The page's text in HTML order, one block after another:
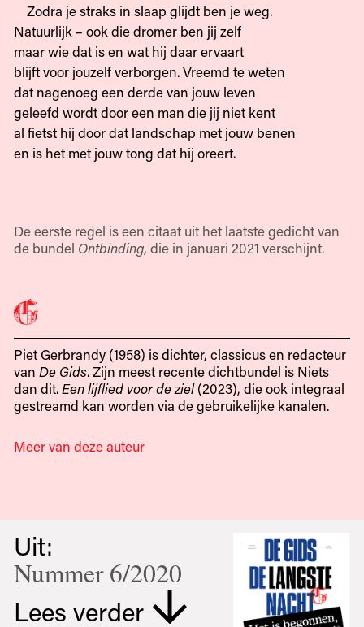
Zodra je straks in slaap glijdt ben je weg.
Natuurlijk – ook die dromer ben jij zelf
maar wie dat is en wat hij daar ervaart
blijft voor jouzelf verborgen. Vreemd te weten
dat nagenoeg een derde van jouw leven
geleefd wordt door een man die jij niet kent
al fietst hij door dat landschap met jouw benen
en is het met jouw tong dat hij oreert.
De eerste regel is een citaat uit het laatste gedicht van
de bundel Ontbinding, die in januari 2021 verschijnt.
Piet Gerbrandy (1958) is dichter, classicus en redacteur
van De Gids. Zijn meest recente dichtbundel is Niets
dan dit.Een lijflied voor de ziel(2023), die ook integraal
gestreamd kan worden via de gebruikelijke kanalen.
Meer van deze auteur
Uit:
Nummer 6/2020
Lees verder